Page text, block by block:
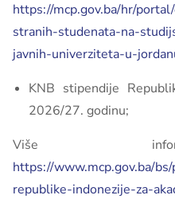
https://mcp.gov.ba/hr/
stranih-studenata-na-
javnih-univerziteta-u-
KNB stipendije
2026/27. godinu;
Više
https://www.mcp.gov.ba/
republike-indonezije-za-